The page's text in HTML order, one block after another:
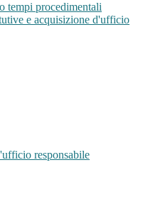
tempi procedimentali
e acquisizione d'ufficio
responsabile